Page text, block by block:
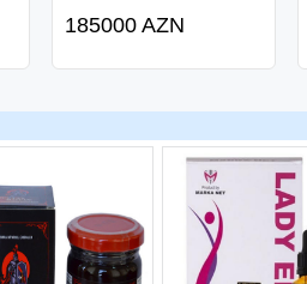
185000 AZN